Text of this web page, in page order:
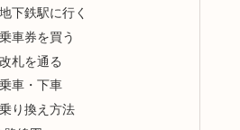
下鉄駅に行く
車券を買う
札を通る
車・下車
り換え方法